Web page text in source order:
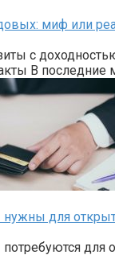
миф или
с
В последние
для
для